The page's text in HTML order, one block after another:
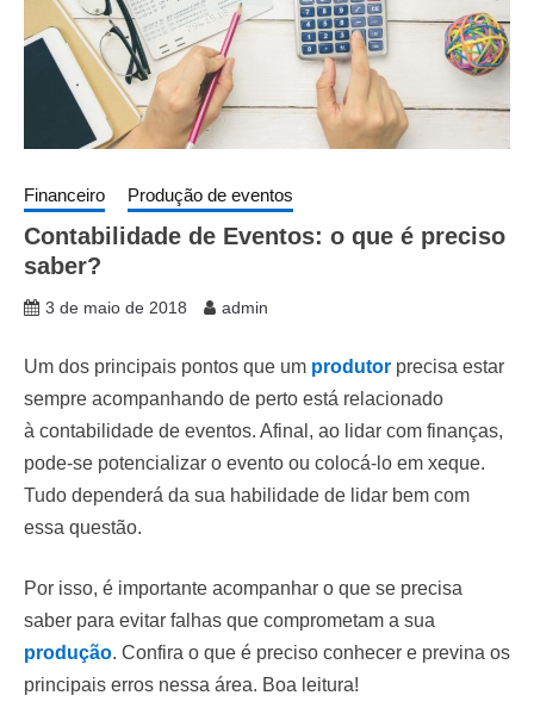
Financeiro Produção de eventos
Contabilidade de Eventos: o que é preciso
saber?
3 de maio de 2018 admin
Um dos principais pontos que um produtor precisa estar
sempre acompanhando de perto está relacionado
à contabilidade de eventos. Afinal, ao lidar com finanças,
pode-se potencializar o evento ou colocá-lo em xeque.
Tudo dependerá da sua habilidade de lidar bem com
essa questão.
Por isso, é importante acompanhar o que se precisa
saber para evitar falhas que comprometam a sua
produção. Confira o que é preciso conhecer e previna os
principais erros nessa área. Boa leitura!